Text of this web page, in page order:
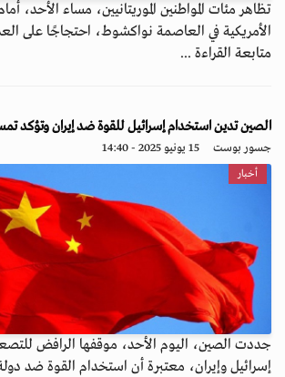
تظاهر مئات المواطنين الموريتانيين، مساء الأحد،
الأمريكية في العاصمة نواكشوط، احتجاجًا على
متابعة القراءة ...
الصين تدين استخدام إسرائيل للقوة ضد إيران وتؤكد
جسور بوست 15 يونيو 2025 - 14:40
أخبار
جددت الصين، اليوم الأحد، موقفها الرافض
إسرائيل وإيران، معتبرة أن استخدام القوة ضد